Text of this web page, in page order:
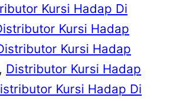
Kursi Hadap Di
Kursi Hadap
Kursi Hadap
, Distributor Kursi Hadap
Kursi Hadap Di